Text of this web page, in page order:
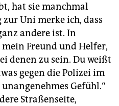
hat sie manchmal
zur Uni merke ich, dass
andere ist. In
Freund und Helfer,
denen zu sein. Du weißt
gegen die Polizei im
Gefühl.“
Straßenseite,